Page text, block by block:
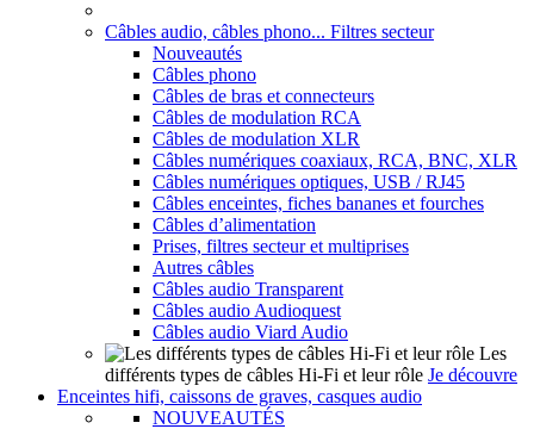
Câbles audio, câbles phono... Filtres secteur
Nouveautés
Câbles phono
Câbles de bras et connecteurs
Câbles de modulation RCA
Câbles de modulation XLR
Câbles numériques coaxiaux, RCA, BNC, XLR
Câbles numériques optiques, USB / RJ45
Câbles enceintes, fiches bananes et fourches
Câbles d’alimentation
Prises, filtres secteur et multiprises
Autres câbles
Câbles audio Transparent
Câbles audio Audioquest
Câbles audio Viard Audio
Les
différents types de câbles Hi-Fi et leur rôle Je découvre
Enceintes hifi, caissons de graves, casques audio
NOUVEAUTÉS